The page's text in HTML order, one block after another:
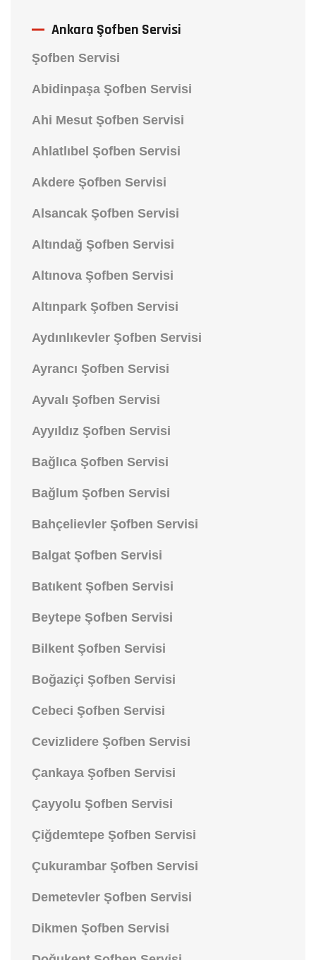
Ankara Şofben Servisi
Şofben Servisi
Abidinpaşa Şofben Servisi
Ahi Mesut Şofben Servisi
Ahlatlıbel Şofben Servisi
Akdere Şofben Servisi
Alsancak Şofben Servisi
Altındağ Şofben Servisi
Altınova Şofben Servisi
Altınpark Şofben Servisi
Aydınlıkevler Şofben Servisi
Ayrancı Şofben Servisi
Ayvalı Şofben Servisi
Ayyıldız Şofben Servisi
Bağlıca Şofben Servisi
Bağlum Şofben Servisi
Bahçelievler Şofben Servisi
Balgat Şofben Servisi
Batıkent Şofben Servisi
Beytepe Şofben Servisi
Bilkent Şofben Servisi
Boğaziçi Şofben Servisi
Cebeci Şofben Servisi
Cevizlidere Şofben Servisi
Çankaya Şofben Servisi
Çayyolu Şofben Servisi
Çiğdemtepe Şofben Servisi
Çukurambar Şofben Servisi
Demetevler Şofben Servisi
Dikmen Şofben Servisi